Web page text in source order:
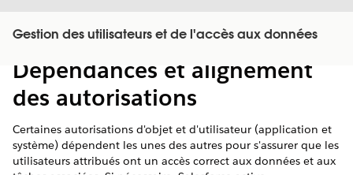
Gestion des utilisateurs et de l'accès aux données
Afficher la table des matières
Table des
Dépendances et alignement
des autorisations
Certaines autorisations d'objet et d'utilisateur (application et
système) dépendent les unes des autres pour s'assurer que les
utilisateurs attribués ont un accès correct aux données et aux